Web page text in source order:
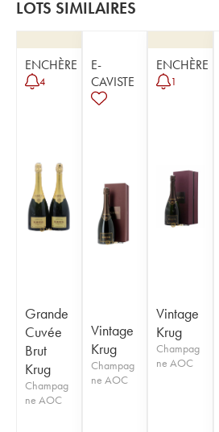
LOTS SIMILAIRES
ENCHÈRE
4
Grande
Cuvée
Brut
Krug
Champag
ne AOC
E-
CAVISTE
Vintage
Krug
Champag
ne AOC
ENCHÈRE
1
Vintage
Krug
Champag
ne AOC